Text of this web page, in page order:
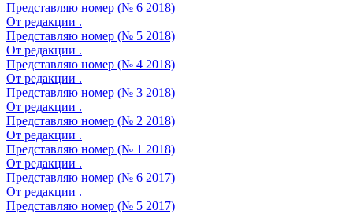
Представляю номер (№ 6 2018)
От редакции .
Представляю номер (№ 5 2018)
От редакции .
Представляю номер (№ 4 2018)
От редакции .
Представляю номер (№ 3 2018)
От редакции .
Представляю номер (№ 2 2018)
От редакции .
Представляю номер (№ 1 2018)
От редакции .
Представляю номер (№ 6 2017)
От редакции .
Представляю номер (№ 5 2017)